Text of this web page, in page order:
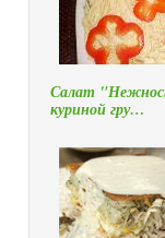
Салат
куриной гру…